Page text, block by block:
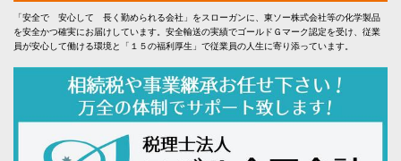
「安全で 安心して 長く勤められる会社」をスローガンに、東ソー株式会社等の化学製品
を安全かつ確実にお届けしています。安全輸送の実績でゴールドＧマーク認定を受け、従業
員が安心して働ける環境と「１５の福利厚生」で従業員の人生に寄り添っています。